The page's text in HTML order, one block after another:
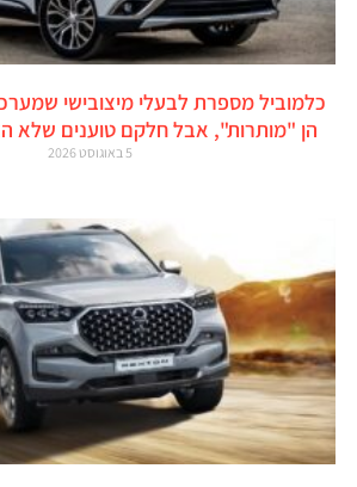
כלמוביל מספרת לבעלי מיצובישי
הן "מותרות", אבל חלקם טוענים שלא
5 באוגוסט 2026